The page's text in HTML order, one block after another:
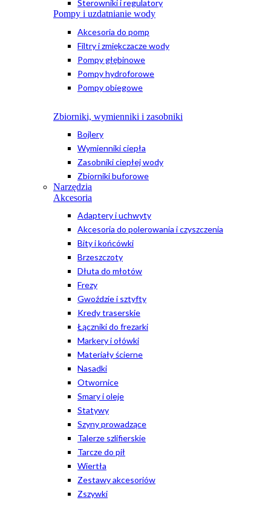
Sterowniki i regulatory
Pompy i uzdatnianie wody
Akcesoria do pomp
Filtry i zmiękczacze wody
Pompy głębinowe
Pompy hydroforowe
Pompy obiegowe
Zbiorniki, wymienniki i zasobniki
Bojlery
Wymienniki ciepła
Zasobniki ciepłej wody
Zbiorniki buforowe
Narzędzia
Akcesoria
Adaptery i uchwyty
Akcesoria do polerowania i czyszczenia
Bity i końcówki
Brzeszczoty
Dłuta do młotów
Frezy
Gwoździe i sztyfty
Kredy traserskie
Łączniki do frezarki
Markery i ołówki
Materiały ścierne
Nasadki
Otwornice
Smary i oleje
Statywy
Szyny prowadzące
Talerze szlifierskie
Tarcze do pił
Wiertła
Zestawy akcesoriów
Zszywki